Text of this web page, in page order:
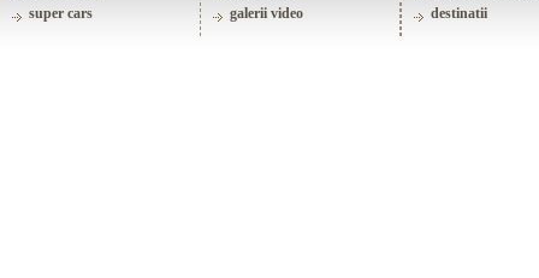
super cars
galerii video
destinatii